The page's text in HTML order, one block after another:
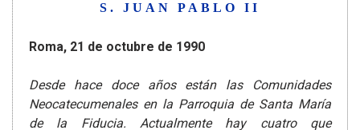
S. JUAN PABLO II
Roma, 21 de octubre de 1990
Desde hace doce años están las Comunidades
Neocatecumenales en la Parroquia de Santa María
de la Fiducia. Actualmente hay cuatro que